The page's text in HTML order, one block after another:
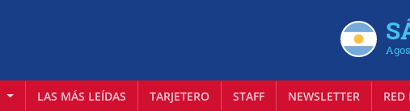
LAS MÁS LEÍDAS TARJETERO STAFF NEWSLETTER